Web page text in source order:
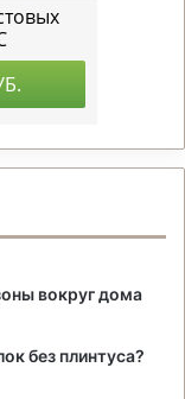
вокруг дома
без плинтуса?